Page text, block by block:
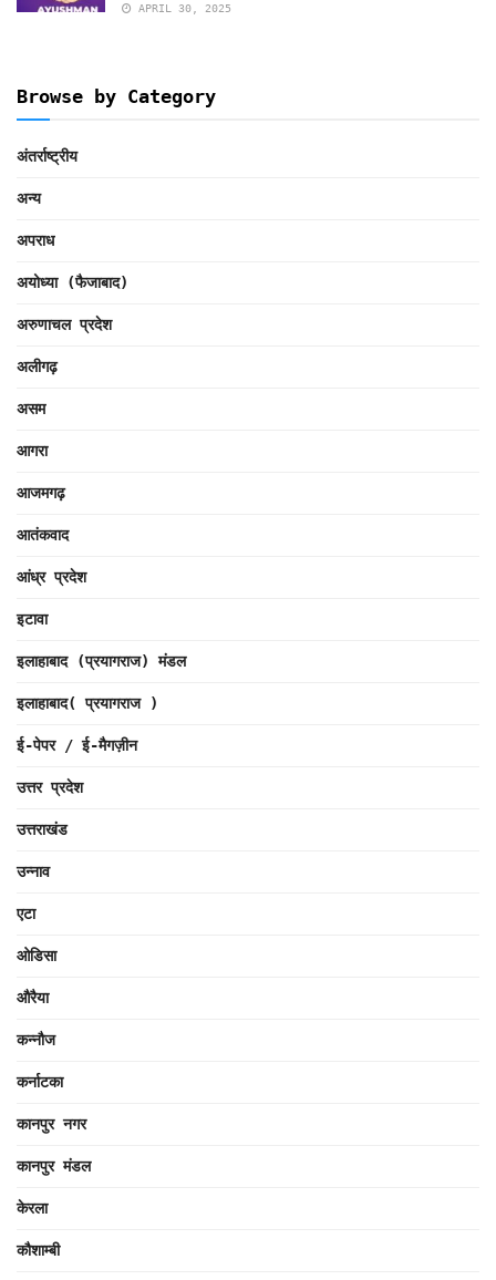
APRIL 30, 2025
Browse by Category
अंतर्राष्ट्रीय
अन्य
अपराध
अयोध्या (फैजाबाद)
अरुणाचल प्रदेश
अलीगढ़
असम
आगरा
आजमगढ़
आतंकवाद
आंध्र प्रदेश
इटावा
इलाहाबाद (प्रयागराज) मंडल
इलाहाबाद( प्रयागराज )
ई-पेपर / ई-मैगज़ीन
उत्तर प्रदेश
उत्तराखंड
उन्नाव
एटा
ओडिसा
औरैया
कन्नौज
कर्नाटका
कानपुर नगर
कानपुर मंडल
केरला
कौशाम्बी